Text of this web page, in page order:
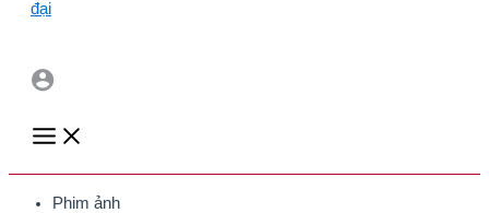
Main
Menu
Phim ảnh